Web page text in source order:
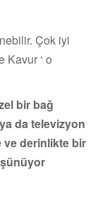
Çok iyi
Kavur ‘ o
bir bağ
da televizyon
ve derinlikte bir